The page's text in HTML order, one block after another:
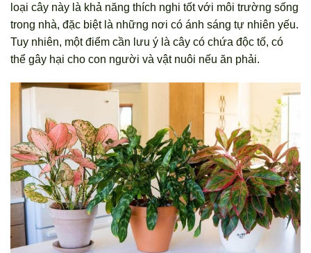
loại cây này là khả năng thích nghi tốt với môi trường sống
trong nhà, đặc biệt là những nơi có ánh sáng tự nhiên yếu.
Tuy nhiên, một điểm cần lưu ý là cây có chứa độc tố, có
thể gây hại cho con người và vật nuôi nếu ăn phải.